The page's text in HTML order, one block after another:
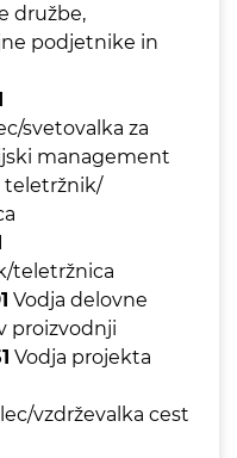
družbe,
podjetnike in
svetovalka za
management
teletržnik/
teletržnica
Vodja delovne
proizvodnji
Vodja projekta
vzdrževalka cest